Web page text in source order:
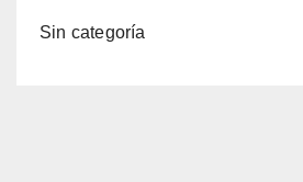
Sin categoría